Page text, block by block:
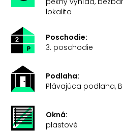
lokalita
Poschodie:
3. poschodie
Podlaha:
Plávajúca podlaha,
Okná:
plastové